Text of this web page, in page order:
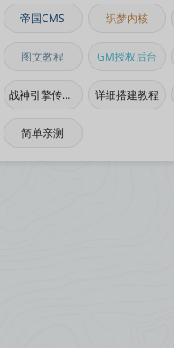
帝国CMS 织梦内核
图文教程 GM授权后台
战神引擎传奇手游 详细搭建教程
简单亲测